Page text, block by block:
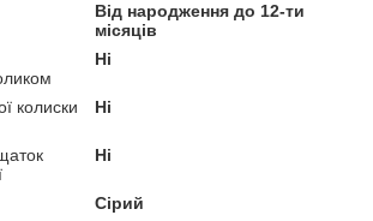
Від народження до 12-ти
місяців
Ні
колиски
Ні
Ні
Сірий